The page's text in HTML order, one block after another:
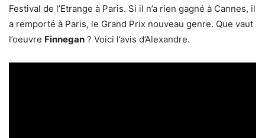
Festival de l’Etrange à Paris. Si il n’a rien gagné à Cannes, il
a remporté à Paris, le Grand Prix nouveau genre. Que vaut
l’oeuvre Finnegan ? Voici l’avis d’Alexandre.